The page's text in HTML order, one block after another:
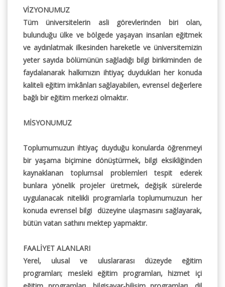
VİZYONUMUZ
Tüm üniversitelerin asli görevlerinden biri olan,
bulunduğu ülke ve bölgede yaşayan insanları eğitmek
ve aydınlatmak ilkesinden hareketle ve üniversitemizin
yeter sayıda bölümünün sağladığı bilgi birikiminden de
faydalanarak halkımızın ihtiyaç duydukları her konuda
kaliteli eğitim imkânları sağlayabilen, evrensel değerlere
bağlı bir eğitim merkezi olmaktır.
MİSYONUMUZ
Toplumumuzun ihtiyaç duyduğu konularda öğrenmeyi
bir yaşama biçimine dönüştürmek, bilgi eksikliğinden
kaynaklanan toplumsal problemleri tespit ederek
bunlara yönelik projeler üretmek, değişik sürelerde
uygulanacak nitelikli programlarla toplumumuzun her
konuda evrensel bilgi düzeyine ulaşmasını sağlayarak,
bütün vatan sathını mektep yapmaktır.
FAALİYET ALANLARI
Yerel, ulusal ve uluslararası düzeyde eğitim
programları; mesleki eğitim programları, hizmet içi